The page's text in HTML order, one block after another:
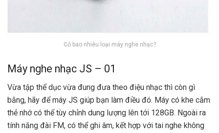
Có bao nhiêu loại máy nghe nhạc?
Máy nghe nhạc JS – 01
Vừa tập thể dục vừa đung đưa theo điệu nhạc thì còn gì
bằng, hãy để máy JS giúp bạn làm điều đó. Máy có khe cắm
thẻ nhớ có thể tùy chỉnh dung lượng lên tới 128GB. Ngoài ra
tính năng đài FM, có thể ghi âm, kết hợp với tai nghe không